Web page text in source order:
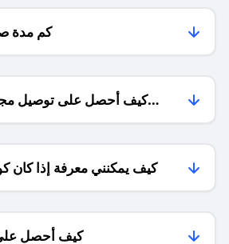
كم مدة
كيف أحصل على توصيل
كيف يمكنني معرفة إذا كان
كيف أحصل